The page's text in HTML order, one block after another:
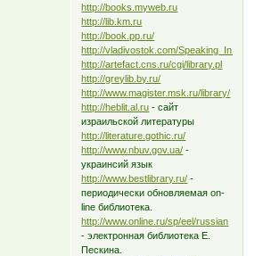
http://books.myweb.ru
http://lib.km.ru
http://book.pp.ru/
http://vladivostok.com/
http://artefact.cns.ru/cgi/library.pl
http://greylib.by.ru/
http://www.magister.msk.ru/library/
http://heblit.al.ru - сайт
израильской литературы
http://literature.gothic.ru/
http://www.nbuv.gov.ua/ -
украинсий язык
http://www.bestlibrary.ru/ -
периодически обновляемая on-
line библиотека.
http://www.online.ru/sp/eel/russian
- электронная библиотека Е.
Пескина.